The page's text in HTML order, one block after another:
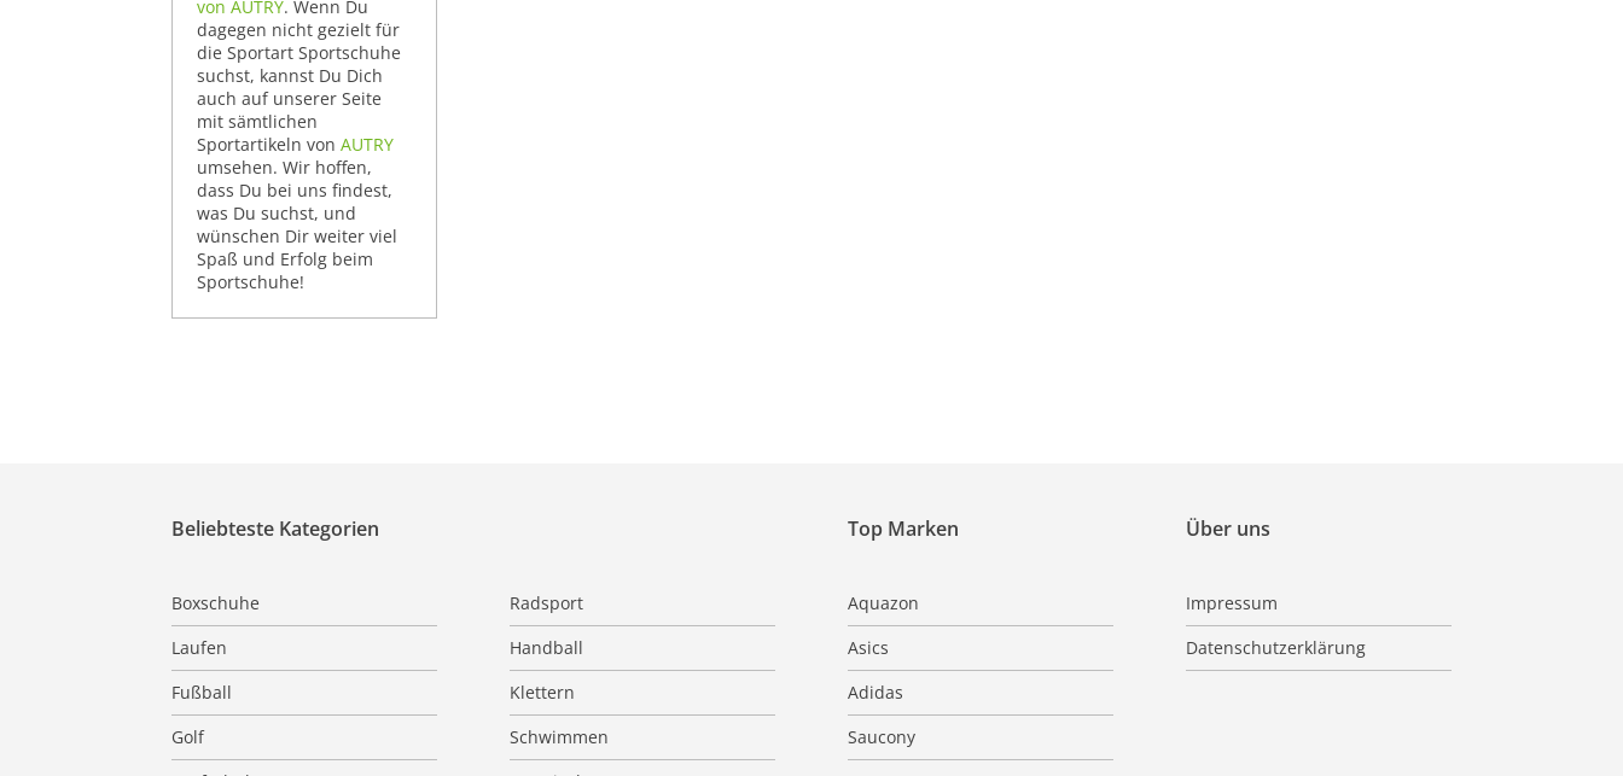
von AUTRY. Wenn Du
dagegen nicht gezielt für
die Sportart Sportschuhe
suchst, kannst Du Dich
auch auf unserer Seite
mit sämtlichen
Sportartikeln von AUTRY
umsehen. Wir hoffen,
dass Du bei uns findest,
was Du suchst, und
wünschen Dir weiter viel
Spaß und Erfolg beim
Sportschuhe!
Über uns
Impressum
Datenschutzerklärung
Beliebteste Kategorien
Boxschuhe
Radsport
Laufen
Handball
Fußball
Klettern
Golf
Schwimmen
Top Marken
Aquazon
Asics
Adidas
Saucony